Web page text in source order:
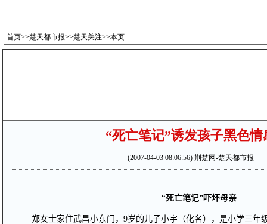
首页>>楚天都市报>>楚天关注>>本页
“死亡笔记”诱发孩子黑色情
(2007-04-03 08:06:56) 荆楚网-楚天都市报
“死亡笔记”吓坏母亲
郑女士家住武昌小东门，9岁的儿子小宇（化名），是小学三年